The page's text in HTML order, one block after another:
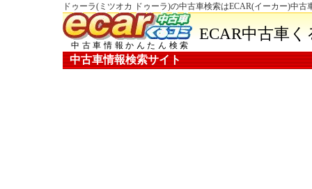
ドゥーラ(ミツオカ ドゥーラ)の中古車検索はECAR(イーカー)中古
中古車情報かんたん検索
ECAR中古車
中古車情報検索サイト